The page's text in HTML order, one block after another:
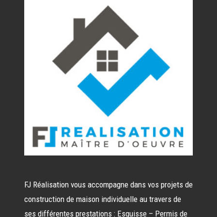
FJ Réalisation vous accompagne dans vos projets de
construction de maison individuelle au travers de
ses différentes prestations : Esquisse – Permis de